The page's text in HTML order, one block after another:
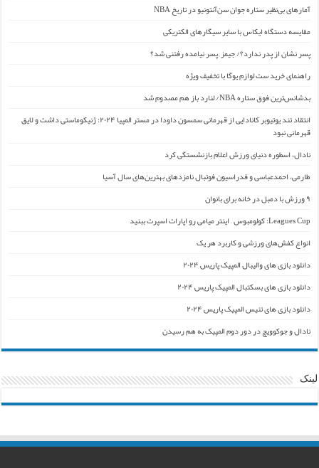
آمارهای بی‌نظیر ستاره جوان سن‌آنتونیو در تاریخ NBA
مقایسه دستگاه ایکاس با سایر سیگارهای الکتریکی
پسر نشان از پدر ندارد؟/ جیمز ِ پسر نیامده رفتنی شد؟
راهنمای خرید ست لوازم یوگا با تخفیف ویژه
بدشانس‌ترین فوق ستاره NBA/ لنارد باز هم مصدوم شد
انتقاد تند یوتیوبر کانادایی از قهرمانی سمسون داودا در مستر المپیا ۲۰۲۴: ژنیکوماستی داشت و لایق
قهرمانی نبود
نادال، اسطوره دنیای ورزش اعلام بازنشستگی کرد
طارمی، احمدعباسی و فدراسیون فوتبال نامزدهای بهترین‌های سال آسیا
۹ ورزش با دمبل در خانه برای بانوان
Leagues Cup: کولومبوس – اینتر میامی رو اپارات اسپرت ببنید
انواع کفش‌های ورزشی و کاربرد هر یک
دانلود بازی های والیبال المپیک پاریس ۲۰۲۴
دانلود بازی های بسکتبال المپیک پاریس ۲۰۲۴
دانلود بازی های تنیس المپیک پاریس ۲۰۲۴
نادال و جوکوویچ در دور دوم المپیک به هم رسیدن
لینک